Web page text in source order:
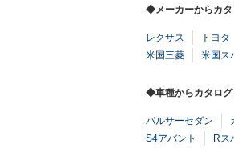
◆メーカーからカタ
レクサス トヨタ
米国三菱
米国ス
◆車種からカタログ
パルサーセダン
S4アバント
Rス